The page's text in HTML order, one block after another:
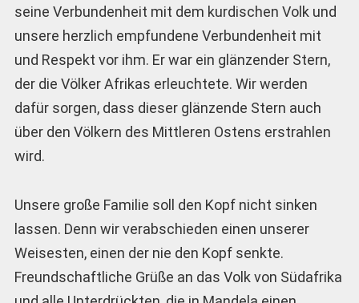
seine Verbundenheit mit dem kurdischen Volk und
unsere herzlich empfundene Verbundenheit mit
und Respekt vor ihm. Er war ein glänzender Stern,
der die Völker Afrikas erleuchtete. Wir werden
dafür sorgen, dass dieser glänzende Stern auch
über den Völkern des Mittleren Ostens erstrahlen
wird.
Unsere große Familie soll den Kopf nicht sinken
lassen. Denn wir verabschieden einen unserer
Weisesten, einen der nie den Kopf senkte.
Freundschaftliche Grüße an das Volk von Südafrika